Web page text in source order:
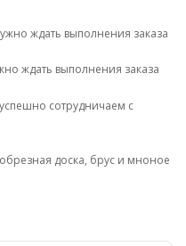
ждать выполнения заказа
ждать выполнения заказа
сотрудничаем с
доска, брус и мноное